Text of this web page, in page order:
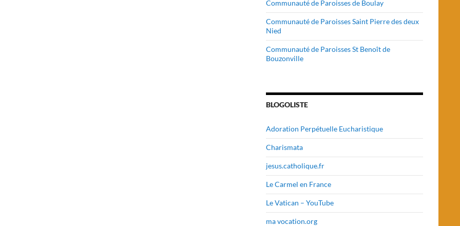
Communauté de Paroisses de Boulay
Communauté de Paroisses Saint Pierre des deux
Nied
Communauté de Paroisses St Benoît de
Bouzonville
BLOGOLISTE
Adoration Perpétuelle Eucharistique
Charismata
jesus.catholique.fr
Le Carmel en France
Le Vatican – YouTube
ma vocation.org